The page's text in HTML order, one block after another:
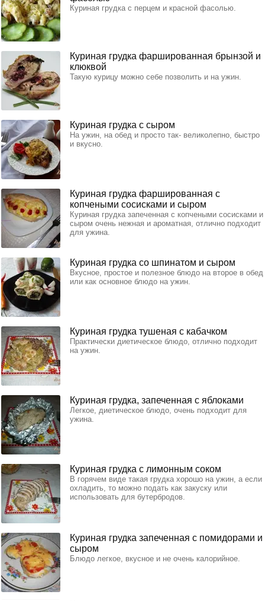
Куриная грудка с перцем и красной фасолью.
Куриная грудка фаршированная брынзой и
клюквой
Такую курицу можно себе позволить и на ужин.
Куриная грудка с сыром
На ужин, на обед и просто так- великолепно, быстро
и вкусно.
Куриная грудка фаршированная с
копчеными сосисками и сыром
Куриная грудка запеченная с копчеными сосисками и
сыром очень нежная и ароматная, отлично подходит
для ужина.
Куриная грудка со шпинатом и сыром
Вкусное, простое и полезное блюдо на второе в обед
или как основное блюдо на ужин.
Куриная грудка тушеная с кабачком
Практически диетическое блюдо, отлично подходит
на ужин.
Куриная грудка, запеченная с яблоками
Легкое, диетическое блюдо, очень подходит для
ужина.
Куриная грудка с лимонным соком
В горячем виде такая грудка хорошо на ужин, а если
охладить, то можно подать как закуску или
использовать для бутербродов.
Куриная грудка запеченная с помидорами и
сыром
Блюдо легкое, вкусное и не очень калорийное.